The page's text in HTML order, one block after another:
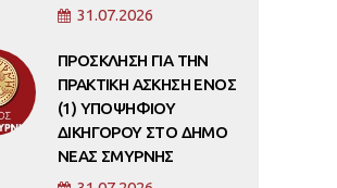
31.07.2026
ΠΡΟΣΚΛΗΣΗ ΓΙΑ ΤΗΝ
ΠΡΑΚΤΙΚΗ ΑΣΚΗΣΗ ΕΝΟΣ
(1) ΥΠΟΨΗΦΙΟΥ
ΔΙΚΗΓΟΡΟΥ ΣΤΟ ΔΗΜΟ
ΝΕΑΣ ΣΜΥΡΝΗΣ